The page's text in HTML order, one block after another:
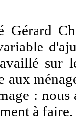
Gérard
sur
aux
: nous
à faire.